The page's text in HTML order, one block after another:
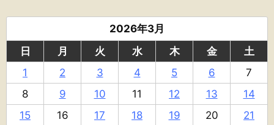
2026年3月
日
月 火 水 木 金
土
1
2 3 4 5 6
7
8
9 10 11 12 13
14
15
16 17 18 19 20
21